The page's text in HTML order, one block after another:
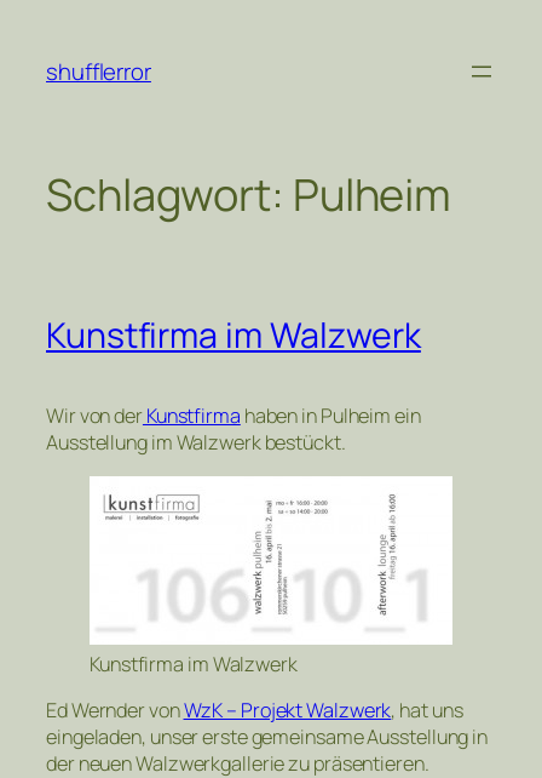
springen
shufflerror
Schlagwort: Pulheim
Kunstfirma im Walzwerk
Wir von derKunstfirma haben in Pulheim ein
Ausstellung im Walzwerk bestückt.
Kunstfirma im Walzwerk
Ed Wernder vonWzK – Projekt Walzwerk, hat uns
eingeladen, unser erste gemeinsame Ausstellung in
der neuen Walzwerkgallerie zu präsentieren.